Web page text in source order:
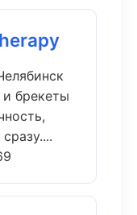
брекеты